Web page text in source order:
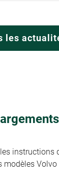
les
instructions
modèles Volvo